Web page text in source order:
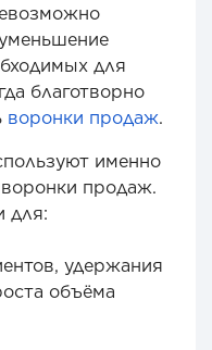
для
благотворно
воронки продаж.
именно
продаж.
для:
удержания
объёма